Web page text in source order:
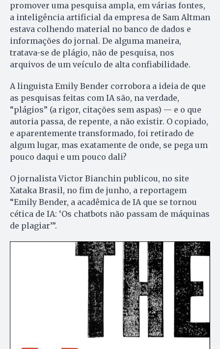
promover uma pesquisa ampla, em várias fontes,
a inteligência artificial da empresa de Sam Altman
estava colhendo material no banco de dados e
informações do jornal. De alguma maneira,
tratava-se de plágio, não de pesquisa, nos
arquivos de um veículo de alta confiabilidade.
A linguista Emily Bender corrobora a ideia de que
as pesquisas feitas com IA são, na verdade,
“plágios” (a rigor, citações sem aspas) — e o que
autoria passa, de repente, a não existir. O copiado,
e aparentemente transformado, foi retirado de
algum lugar, mas exatamente de onde, se pega um
pouco daqui e um pouco dali?
O jornalista Victor Bianchin publicou, no site
Xataka Brasil, no fim de junho, a reportagem
“Emily Bender, a acadêmica de IA que se tornou
cética de IA: ‘Os chatbots não passam de máquinas
de plagiar’”.